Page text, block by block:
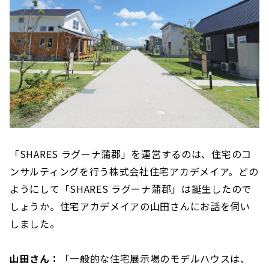
「SHARES ラグーナ蒲郡」を運営するのは、住宅のコ
ンサルティングを行う株式会社住宅アカデメイア。どの
ようにして「SHARES ラグーナ蒲郡」は誕生したので
しょうか。住宅アカデメイアの山田さんにお話を伺い
しました。
山田さん：
「一般的な住宅展示場のモデルハウスは、